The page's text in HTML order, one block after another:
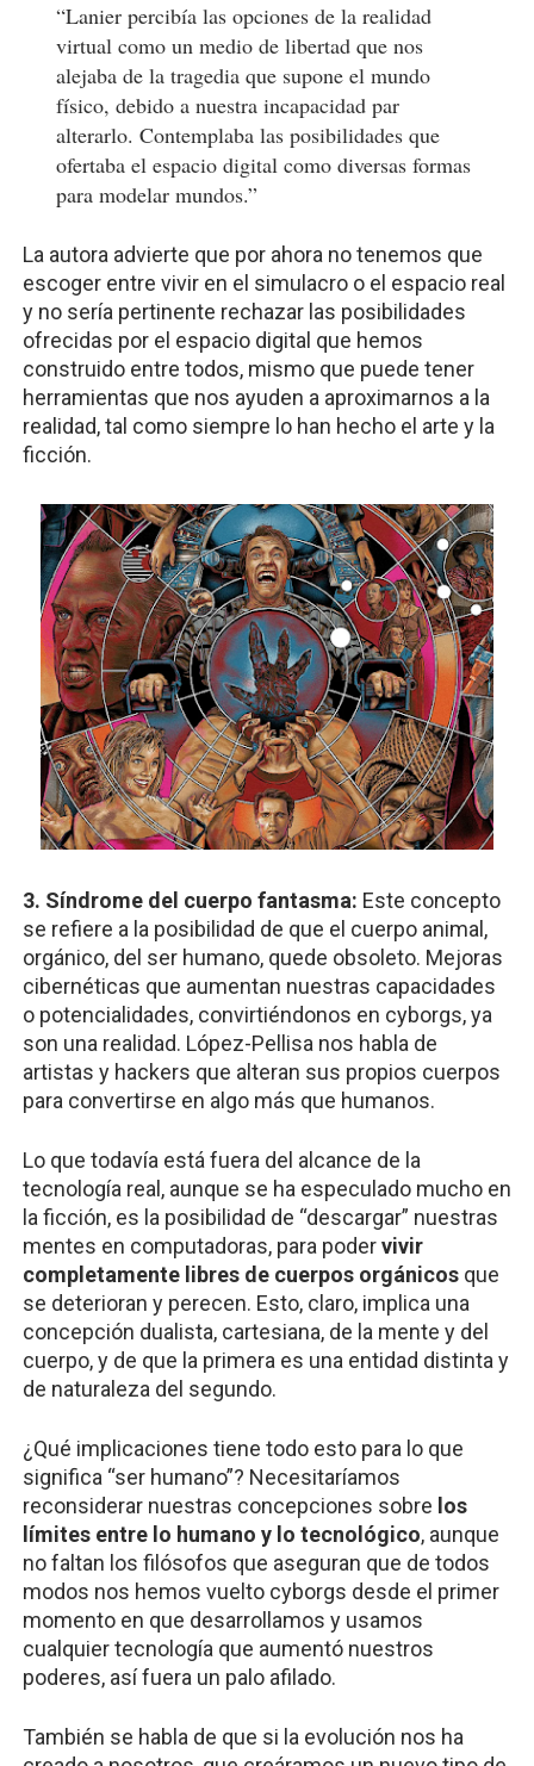
“Lanier percibía las opciones de la realidad
virtual como un medio de libertad que nos
alejaba de la tragedia que supone el mundo
físico, debido a nuestra incapacidad par
alterarlo. Contemplaba las posibilidades que
ofertaba el espacio digital como diversas formas
para modelar mundos.”
La autora advierte que por ahora no tenemos que
escoger entre vivir en el simulacro o el espacio real
y no sería pertinente rechazar las posibilidades
ofrecidas por el espacio digital que hemos
construido entre todos, mismo que puede tener
herramientas que nos ayuden a aproximarnos a la
realidad, tal como siempre lo han hecho el arte y la
ficción.
3. Síndrome del cuerpo fantasma: Este concepto
se refiere a la posibilidad de que el cuerpo animal,
orgánico, del ser humano, quede obsoleto. Mejoras
cibernéticas que aumentan nuestras capacidades
o potencialidades, convirtiéndonos en cyborgs, ya
son una realidad. López-Pellisa nos habla de
artistas y hackers que alteran sus propios cuerpos
para convertirse en algo más que humanos.
Lo que todavía está fuera del alcance de la
tecnología real, aunque se ha especulado mucho en
la ficción, es la posibilidad de “descargar” nuestras
mentes en computadoras, para podervivir
completamente libres de cuerpos orgánicosque
se deterioran y perecen. Esto, claro, implica una
concepción dualista, cartesiana, de la mente y del
cuerpo, y de que la primera es una entidad distinta y
de naturaleza del segundo.
¿Qué implicaciones tiene todo esto para lo que
significa “ser humano”? Necesitaríamos
reconsiderar nuestras concepciones sobre los
límites entre lo humano y lo tecnológico, aunque
no faltan los filósofos que aseguran que de todos
modos nos hemos vuelto cyborgs desde el primer
momento en que desarrollamos y usamos
cualquier tecnología que aumentó nuestros
poderes, así fuera un palo afilado.
También se habla de que si la evolución nos ha